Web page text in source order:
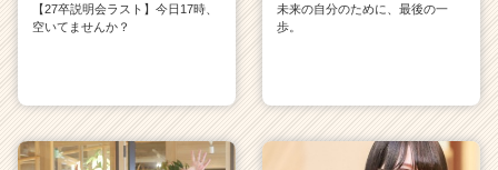
【27卒説明会ラスト】今日17時、
空いてませんか？
未来の自分のために、最後の一
歩。